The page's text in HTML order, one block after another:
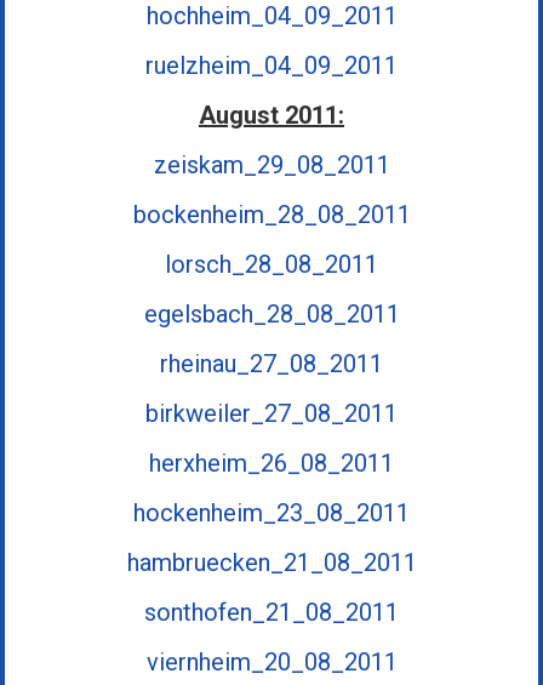
hochheim_04_09_2011
ruelzheim_04_09_2011
August 2011:
zeiskam_29_08_2011
bockenheim_28_08_2011
lorsch_28_08_2011
egelsbach_28_08_2011
rheinau_27_08_2011
birkweiler_27_08_2011
herxheim_26_08_2011
hockenheim_23_08_2011
hambruecken_21_08_2011
sonthofen_21_08_2011
viernheim_20_08_2011